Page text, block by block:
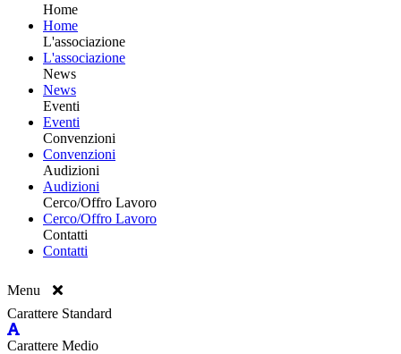
Home
Home
L'associazione
L'associazione
News
News
Eventi
Eventi
Convenzioni
Convenzioni
Audizioni
Audizioni
Cerco/Offro Lavoro
Cerco/Offro Lavoro
Contatti
Contatti
Menu
Carattere Standard
Carattere Medio